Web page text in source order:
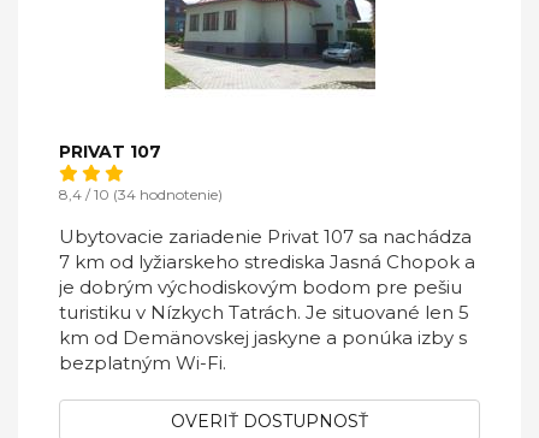
PRIVAT 107
8,4 / 10 (34 hodnotenie)
Ubytovacie zariadenie Privat 107 sa nachádza
7 km od lyžiarskeho strediska Jasná Chopok a
je dobrým východiskovým bodom pre pešiu
turistiku v Nízkych Tatrách. Je situované len 5
km od Demänovskej jaskyne a ponúka izby s
bezplatným Wi-Fi.
OVERIŤ DOSTUPNOSŤ